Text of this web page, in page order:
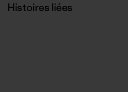
Histoires liées